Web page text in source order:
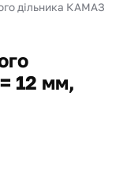
дільника КАМАЗ
12 мм,